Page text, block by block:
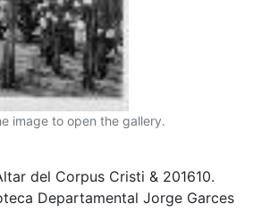
image to open the gallery.
del Corpus Cristi & 201610.
Departamental Jorge Garces